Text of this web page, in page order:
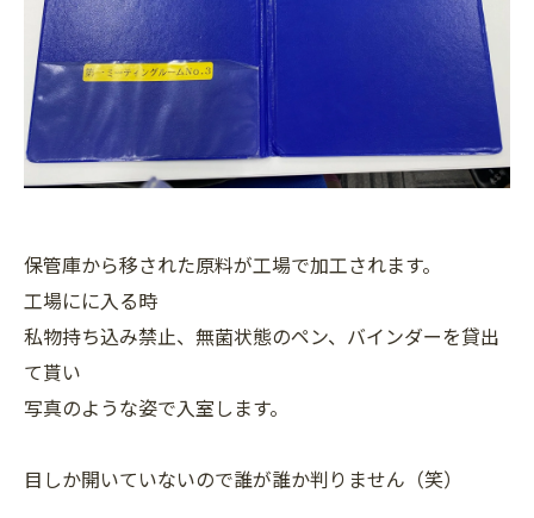
保管庫から移された原料が工場で加工されます。
工場にに入る時
私物持ち込み禁止、無菌状態のペン、バインダーを貸出
て貰い
写真のような姿で入室します。
目しか開いていないので誰が誰か判りません（笑）